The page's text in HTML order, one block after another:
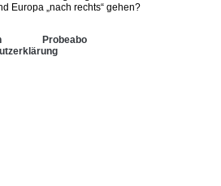
Europa „nach rechts“ gehen?
Probeabo